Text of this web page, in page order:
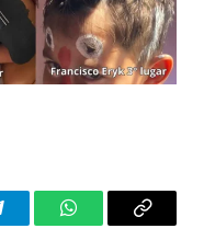
WhatsAppCopiar